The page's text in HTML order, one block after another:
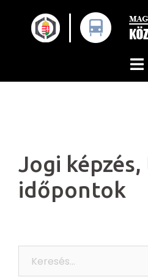
content
Jogi
időpontok